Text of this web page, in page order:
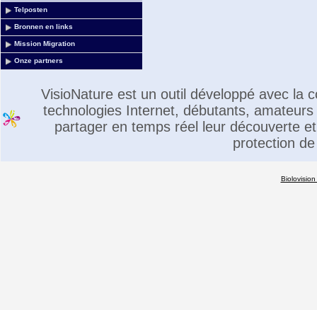
Telposten
Bronnen en links
Mission Migration
Onze partners
VisioNature est un outil développé avec la
technologies Internet, débutants,
partager en temps réel leur découverte
protection
Biolovision